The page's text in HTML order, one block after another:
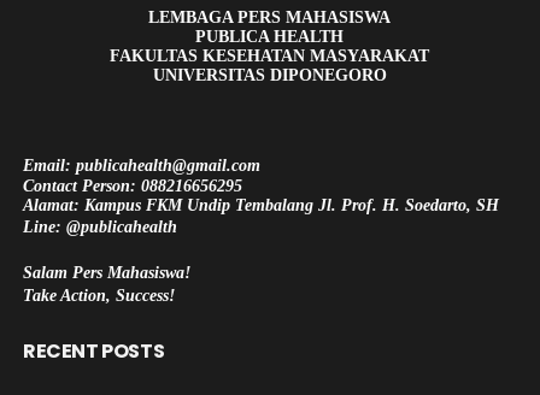
LEMBAGA PERS MAHASISWA
PUBLICA HEALTH
FAKULTAS KESEHATAN MASYARAKAT
UNIVERSITAS DIPONEGORO
Email: publicahealth@gmail.com
Contact Person: 088216656295
Alamat: Kampus FKM Undip Tembalang Jl. Prof. H. Soedarto, SH
Line: @publicahealth
Salam Pers Mahasiswa!
Take Action, Success!
RECENT POSTS